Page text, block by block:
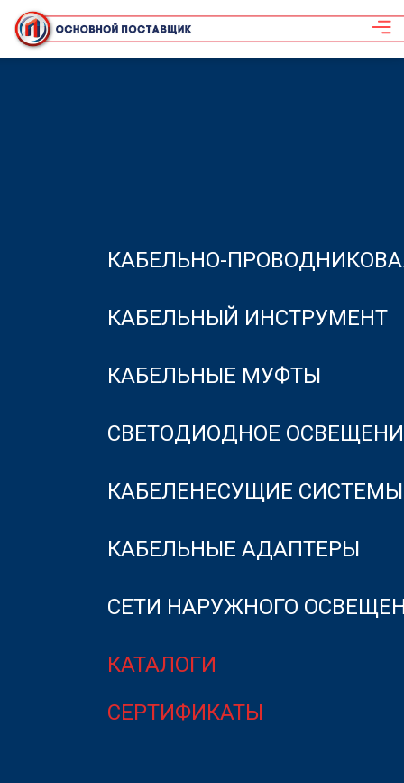
КАБЕЛЬНО-
КАБЕЛЬНЫЙ ИНСТРУМЕНТ
КАБЕЛЬНЫЕ МУФТЫ
СВЕТОДИОДНОЕ
КАБЕЛЕНЕСУЩИЕ СИСТЕМЫ
КАБЕЛЬНЫЕ АДАПТЕРЫ
СЕТИ НАРУЖНОГО
КАТАЛОГИ
СЕРТИФИКАТЫ